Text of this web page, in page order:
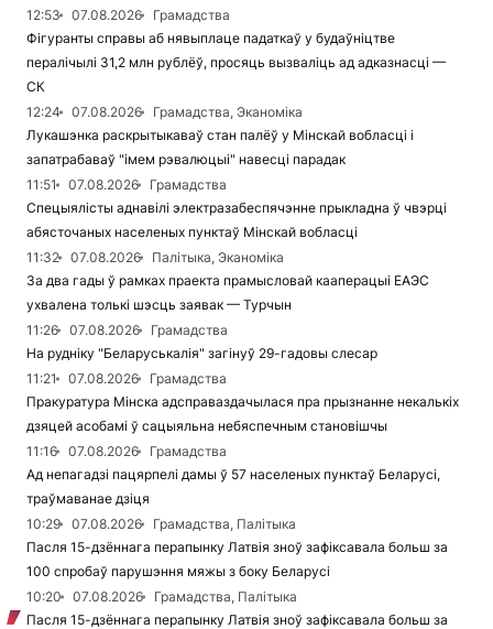
12:53
07.08.2026
Грамадства
Фігуранты справы аб нявыплаце падаткаў у будаўніцтве
пералічылі 31,2 млн рублёў, просяць вызваліць ад адказнасці —
СК
12:24
07.08.2026
Грамадства, Эканоміка
Лукашэнка раскрытыкаваў стан палёў у Мінскай вобласці і
запатрабаваў "імем рэвалюцыі" навесці парадак
11:51
07.08.2026
Грамадства
Спецыялісты аднавілі электразабеспячэнне прыкладна ў чвэрці
абясточаных населеных пунктаў Мінскай вобласці
11:32
07.08.2026
Палітыка, Эканоміка
За два гады ў рамках праекта прамысловай кааперацыі ЕАЭС
ухвалена толькі шэсць заявак — Турчын
11:26
07.08.2026
Грамадства
На рудніку "Беларуськалія" загінуў 29-гадовы слесар
11:21
07.08.2026
Грамадства
Пракуратура Мінска адсправаздачылася пра прызнанне некалькіх
дзяцей асобамі ў сацыяльна небяспечным становішчы
11:16
07.08.2026
Грамадства
Ад непагадзі пацярпелі дамы ў 57 населеных пунктаў Беларусі,
траўмаванае дзіця
10:29
07.08.2026
Грамадства, Палітыка
Пасля 15-дзённага перапынку Латвія зноў зафіксавала больш за
100 спробаў парушэння мяжы з боку Беларусі
10:20
07.08.2026
Грамадства, Палітыка
Пасля 15-дзённага перапынку Латвія зноў зафіксавала больш за